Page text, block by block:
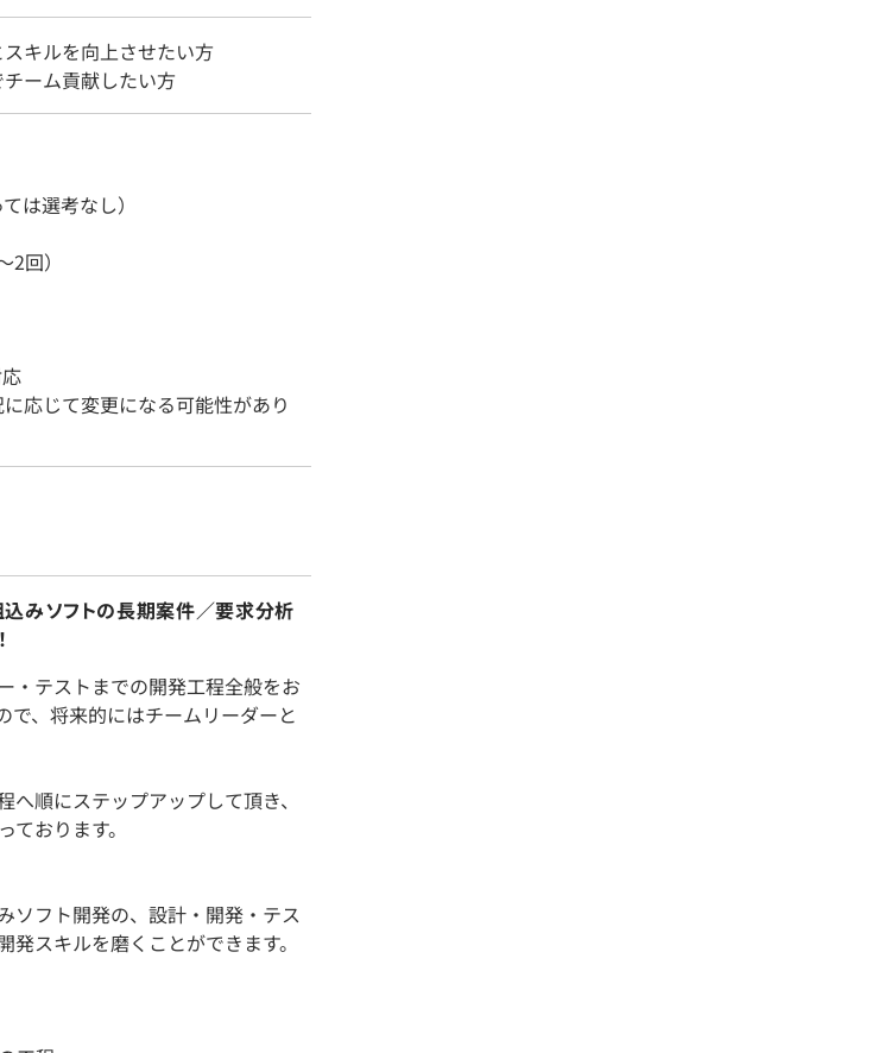
キルを向上させたい方
ーム貢献したい方
は選考なし）
回）
応じて変更になる可能性があり
みソフトの長期案件／要求分析
・テストまでの開発工程全般をお
で、将来的にはチームリーダーと
順にステップアップして頂き、
おります。
ソフト開発の、設計・開発・テス
スキルを磨くことができます。